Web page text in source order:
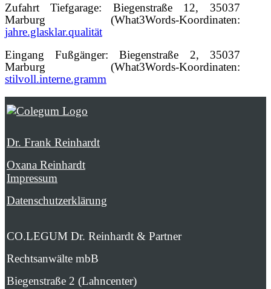
Zufahrt Tiefgarage: Biegenstraße 12, 35037
Marburg (What3Words-Koordinaten:
jahre.glasklar.qualität
Eingang Fußgänger: Biegenstraße 2, 35037
Marburg (What3Words-Koordinaten:
stilvoll.interne.gramm
Dr. Frank Reinhardt
Oxana Reinhardt
Impressum
Datenschutzerklärung
CO.LEGUM Dr. Reinhardt & Partner
Rechtsanwälte mbB
Biegenstraße 2 (Lahncenter)